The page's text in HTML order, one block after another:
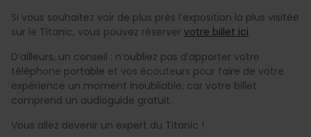
Si vous souhaitez voir de plus près l’exposition la plus visitée
sur le Titanic, vous pouvez réserver votre billet ici.
D’ailleurs, un conseil : n’oubliez pas d’apporter votre
téléphone portable et vos écouteurs pour faire de votre
expérience un moment inoubliable, car votre billet
comprend un audioguide gratuit.
Vous allez devenir un expert du Titanic !